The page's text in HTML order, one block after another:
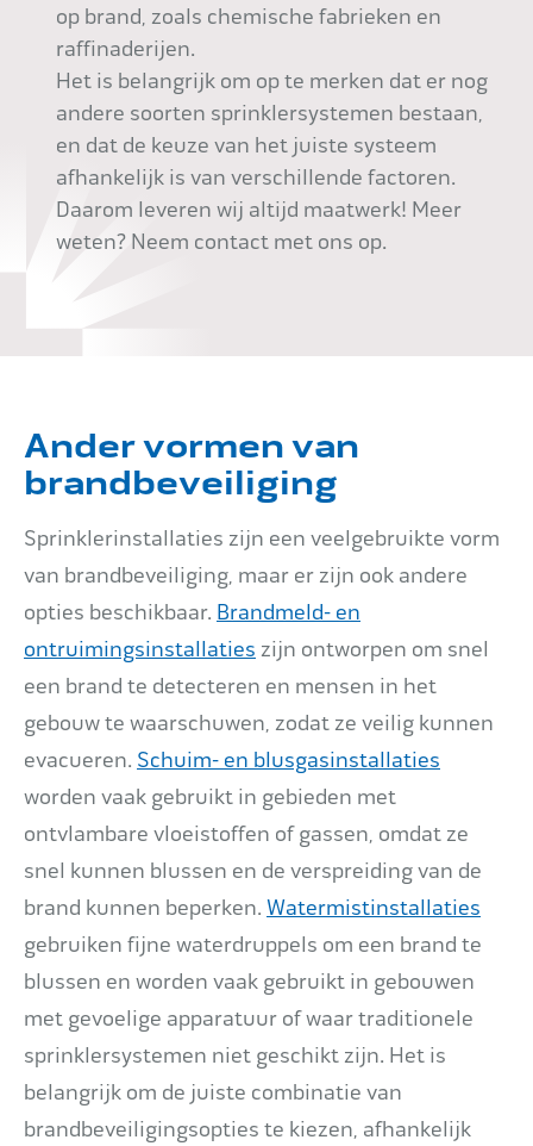
op brand, zoals chemische fabrieken en
raffinaderijen.
Het is belangrijk om op te merken dat er nog
andere soorten sprinklersystemen bestaan,
en dat de keuze van het juiste systeem
afhankelijk is van verschillende factoren.
Daarom leveren wij altijd maatwerk! Meer
weten? Neem contact met ons op.
Ander vormen van
brandbeveiliging
Sprinklerinstallaties zijn een veelgebruikte vorm
van brandbeveiliging, maar er zijn ook andere
opties beschikbaar. Brandmeld- en
ontruimingsinstallaties zijn ontworpen om snel
een brand te detecteren en mensen in het
gebouw te waarschuwen, zodat ze veilig kunnen
evacueren. Schuim- en blusgasinstallaties
worden vaak gebruikt in gebieden met
ontvlambare vloeistoffen of gassen, omdat ze
snel kunnen blussen en de verspreiding van de
brand kunnen beperken. Watermistinstallaties
gebruiken fijne waterdruppels om een brand te
blussen en worden vaak gebruikt in gebouwen
met gevoelige apparatuur of waar traditionele
sprinklersystemen niet geschikt zijn. Het is
belangrijk om de juiste combinatie van
brandbeveiligingsopties te kiezen, afhankelijk